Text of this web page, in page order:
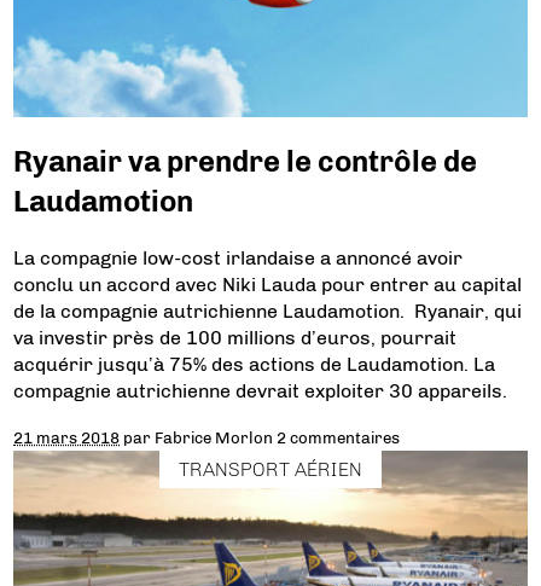
Ryanair va prendre le contrôle de
Laudamotion
La compagnie low-cost irlandaise a annoncé avoir
conclu un accord avec Niki Lauda pour entrer au capital
de la compagnie autrichienne Laudamotion. Ryanair, qui
va investir près de 100 millions d’euros, pourrait
acquérir jusqu’à 75% des actions de Laudamotion. La
compagnie autrichienne devrait exploiter 30 appareils.
21 mars 2018 par Fabrice Morlon 2 commentaires
TRANSPORT AÉRIEN